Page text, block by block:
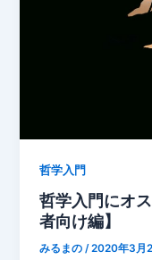
哲学入門
哲学入門にオ
者向け編】
みるまの/2020年3月2